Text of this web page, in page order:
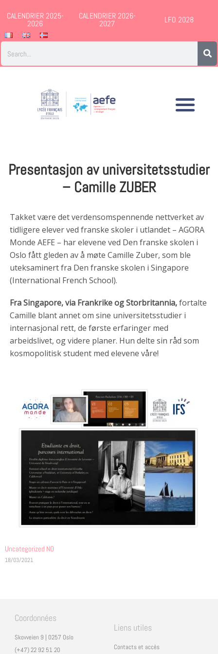
CALENDRIER 2025-
2026
CALENDRIER 2026-
2027 LFO 2028
Presentasjon av universitetsstudier
– Camille ZUBER
Takket være det verdensomspennende nettverket av
tidligere elever ved franske skoler i utlandet – AGORA
Monde AEFE – har elevene ved Den franske skolen i
Oslo fått gleden av å møte Camille Zuber, som ble
uteksaminert fra Den franske skolen i Singapore
(International French School).
Fra Singapore, via Frankrike og Storbritannia,fortalte
Camille blant annet om sine universitetsstudier i
internasjonal rett, de første erfaringer med
arbeidslivet, og videre planer. Hun delte sin råd som
kosmopolitisk student med elevene våre!
Uncategorized NO
18/03/2021
Coordonnées
Skovveien 9 | 0257 Oslo
(+47) 22 92 51 20
Liens utiles
Contacts et accès